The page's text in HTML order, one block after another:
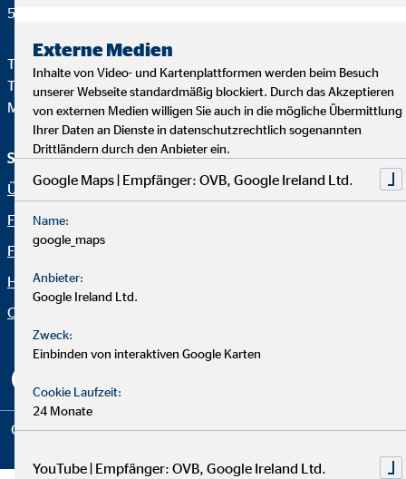
50667 Köln
Telefon:
Telefax: +49 221 2015-264
Mail:info@hv.ovb.de
Service und Informationen
Über OVB
Finanzlösungen
Finanzratgeber
Häufige Fragen
Organization: "Fakten OVB"
Rechtliche Hinweise
Impressum
Copyright © 2026 by OVB Vermögensberatung AG | All Rights
Externe Medien
Inhalte von Video- und Kartenplattformen werden beim Besuch
unserer Webseite standardmäßig blockiert. Durch das Akzeptieren
von externen Medien willigen Sie auch in die mögliche Übermittlung
Ihrer Daten an Dienste in datenschutzrechtlich sogenannten
Drittländern durch den Anbieter ein.
Google Maps | Empfänger: OVB, Google Ireland Ltd.
Name:
google_maps
Anbieter:
Google Ireland Ltd.
Zweck:
Einbinden von interaktiven Google Karten
Cookie Laufzeit:
24 Monate
YouTube | Empfänger: OVB, Google Ireland Ltd.